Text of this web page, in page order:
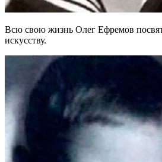
Всю свою жизнь Олег Ефремов
искусству.